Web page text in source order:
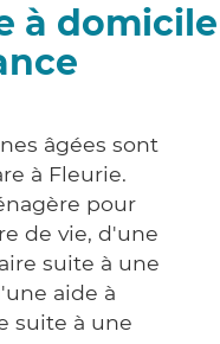
à domicile
âgées sont
à Fleurie.
pour
de vie, d'une
suite à une
aide à
suite à une